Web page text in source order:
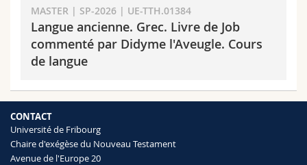
Interfacultaire
Doctorants
Programme des cours
MASTER | SP-2026 | UE-TTH.01384
Langue ancienne. Grec. Livre de Job
commenté par Didyme l'Aveugle. Cours
de langue
CONTACT
Université de Fribourg
Chaire d'exégèse du Nouveau Testament
Avenue de l'Europe 20